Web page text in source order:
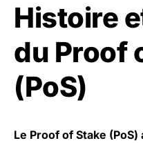
Histoire
du Proof
(PoS)
Le Proof of Stake